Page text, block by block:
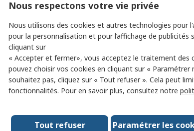
en sélectionnant un ou plusieurs attributs.
Attribut
Marque Honeywell
Type de produit Filtre
Nous respectons votre vie privée
Nous utilisons des cookies et autres technologies pour
pour la personnalisation et pour l’affichage de publicités
cliquant sur
« Accepter et fermer», vous acceptez le traitement des
pouvez choisir vos cookies en cliquant sur « Paramétrer
souhaitez pas, cliquez sur « Tout refuser ». Cela peut
fonctionnalités. Pour en savoir plus, consultez notre
Paramétrer les
Tout refuser